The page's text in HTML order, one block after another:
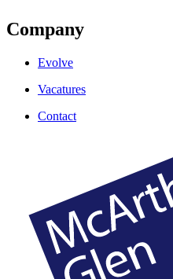
Company
Evolve
Vacatures
Contact